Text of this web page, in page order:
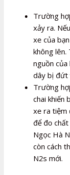
Trường
xảy ra.
xe của
không lên.
nguồn
dây bị đứt
Trường
chai khiến
xe ra tiệm
để đo
Ngọc Hà
còn cách
N2s mới.